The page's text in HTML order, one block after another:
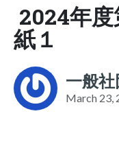
2024年
紙１
一般
March 23,